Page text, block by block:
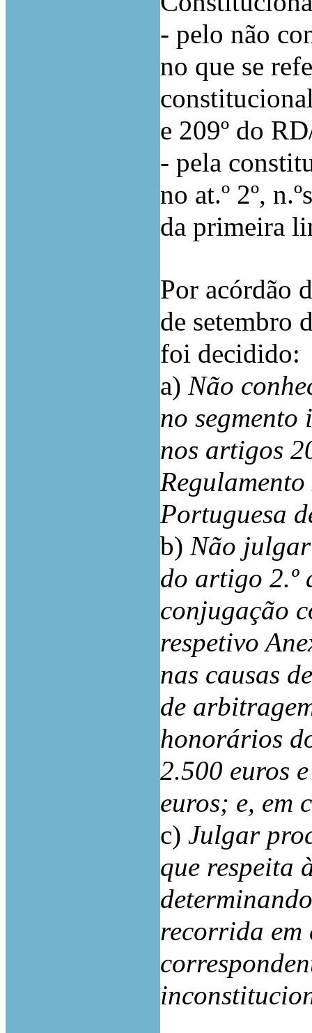
- pelo não
no que se
e 209º do
- pela
no at.º 2º,
da primeira
Por acórdão
de setembro
foi decidido:
a)Não
no
nos artigos
Portuguesa
b)Não
do artigo 2.º
conjugação
respetivo
nas causas
de
honorários
2.500 euros
euros; e, em
c) Julgar
que respeita
recorrida em